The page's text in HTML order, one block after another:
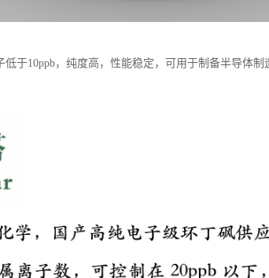
于10ppb，纯度高，性能稳定，可用于制备半导体